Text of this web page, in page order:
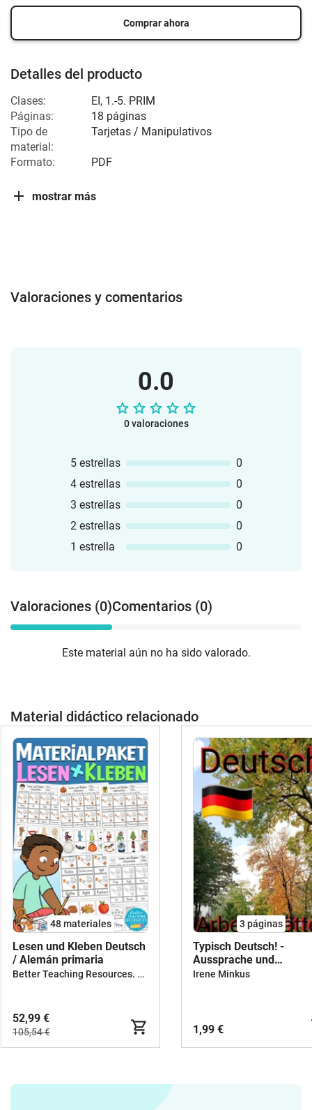
Comprar ahora
Detalles del producto
Clases: EI, 1.-5. PRIM
Páginas:
18 páginas
Tipo de
material:
Tarjetas / Manipulativos
Formato: PDF
mostrar más
Valoraciones y comentarios
0.0
0 valoraciones
5 estrellas
0
4 estrellas
0
3 estrellas
0
2 estrellas
0
1 estrella
0
Valoraciones (0)Comentarios (0)
Este material aún no ha sido valorado.
Material didáctico relacionado
48 materiales
Lesen und Kleben Deutsch
/ Alemán primaria
Better Teaching Resources. Longer coffee breaks.
52,99 €
105,54 €
3 páginas
Typisch Deutsch! -
Aussprache und
Irene Minkus
1,99 €